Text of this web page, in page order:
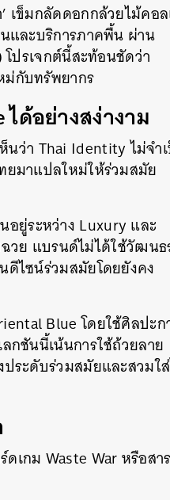
เข็มกลัดดอกกล้วยไม้คอ
และบริการภาคพื้น ผ่าน
ปรเจกต์นี้สะท้อนชัดว่า
ม่กับทรัพยากร
ได้อย่างสง่างาม
นว่า Thai Identity ไม่จำ
ยมาแปลใหม่ให้ร่วมสมัย
อยู่ระหว่าง Luxury และ
วย แบรนด์ไม่ได้ใช้วัฒนธ
ดีไซน์ร่วมสมัยโดยยังคง
Blue โดยใช้ศิลปะก
กชันนี้เน้นการใช้ถ้วยลาย
ระดับร่วมสมัยและสวมใ
เกม Waste War หรือส